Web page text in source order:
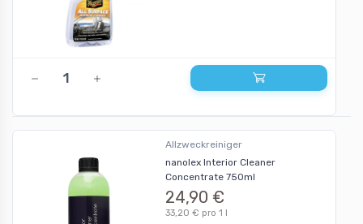
Allzweckreiniger
nanolex Interior Cleaner
Concentrate 750ml
24,90 €
33,20 € pro 1 l